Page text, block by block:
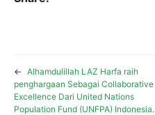
← Alhamdulillah LAZ Harfa raih
penghargaan Sebagai Collaborative
Excellence Dari United Nations
Population Fund (UNFPA) Indonesia.